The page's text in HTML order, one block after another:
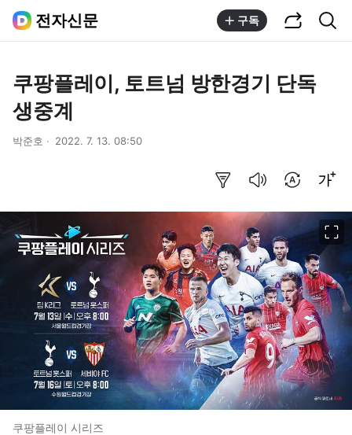
전자신문 구독
쿠팡플레이, 토트넘 방한경기 단독
생중계
박준호 2022. 7. 13. 08:50
쿠팡플레이 시리즈